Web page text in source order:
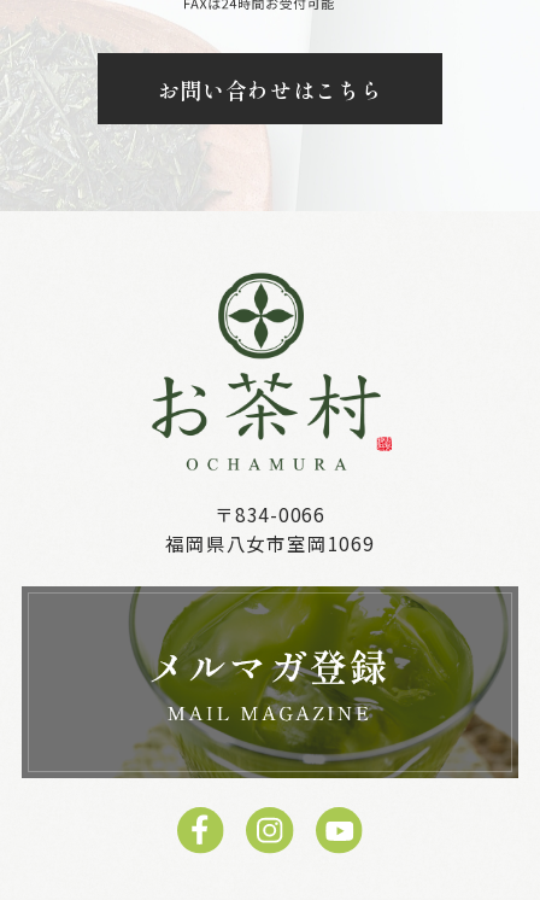
お問い合わせはこちら
〒834-0066
福岡県八女市室岡1069